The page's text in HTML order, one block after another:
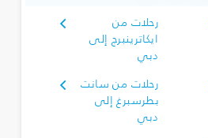
رحلات من
ايكاترينبرج إلى
دبي
رحلات من سانت
بطرسبرغ إلى
دبي